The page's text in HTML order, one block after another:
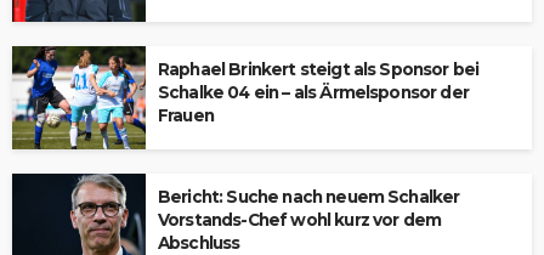
Raphael Brinkert steigt als Sponsor bei
Schalke 04 ein – als Ärmelsponsor der
Frauen
Bericht: Suche nach neuem Schalker
Vorstands-Chef wohl kurz vor dem
Abschluss